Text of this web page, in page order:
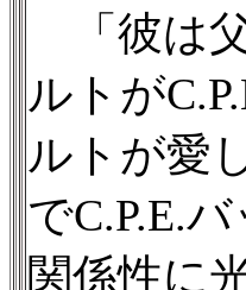
「彼は
ルトが
ルトが愛
でC.P.E.
関係性に